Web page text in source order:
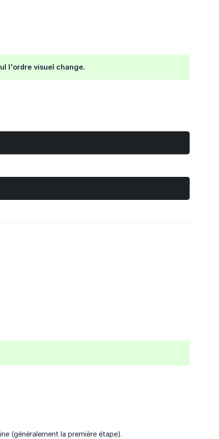
l'ordre visuel change.
(généralement la première étape).